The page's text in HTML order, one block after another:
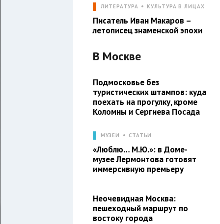
ЛИТЕРАТУРА КУЛЬТУРА В ЛИЦАХ
Писатель Иван Макаров –
летописец знаменской эпохи
В Москве
Подмосковье без
туристических штампов: куда
поехать на прогулку, кроме
Коломны и Сергиева Посада
МУЗЕИ СТАТЬИ
«Люблю… М.Ю.»: в Доме-
музее Лермонтова готовят
иммерсивную премьеру
Неочевидная Москва:
пешеходный маршрут по
востоку города